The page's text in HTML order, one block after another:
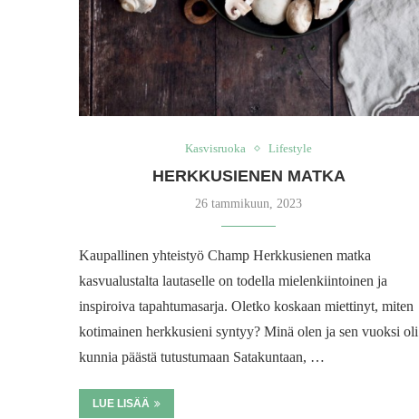
Kasvisruoka Lifestyle
HERKKUSIENEN MATKA
26 tammikuun, 2023
Kaupallinen yhteistyö Champ Herkkusienen matka
kasvualustalta lautaselle on todella mielenkiintoinen ja
inspiroiva tapahtumasarja. Oletko koskaan miettinyt, miten
kotimainen herkkusieni syntyy? Minä olen ja sen vuoksi oli
kunnia päästä tutustumaan Satakuntaan, …
LUE LISÄÄ